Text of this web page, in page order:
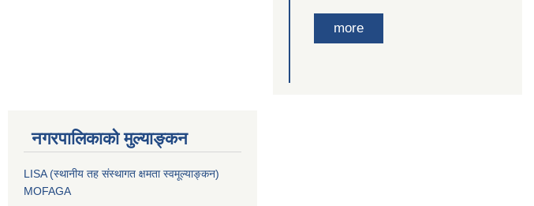
more
नगरपालिकाको मुल्याङ्कन
LISA (स्थानीय तह संस्थागत क्षमता स्वमूल्याङ्कन)
MOFAGA